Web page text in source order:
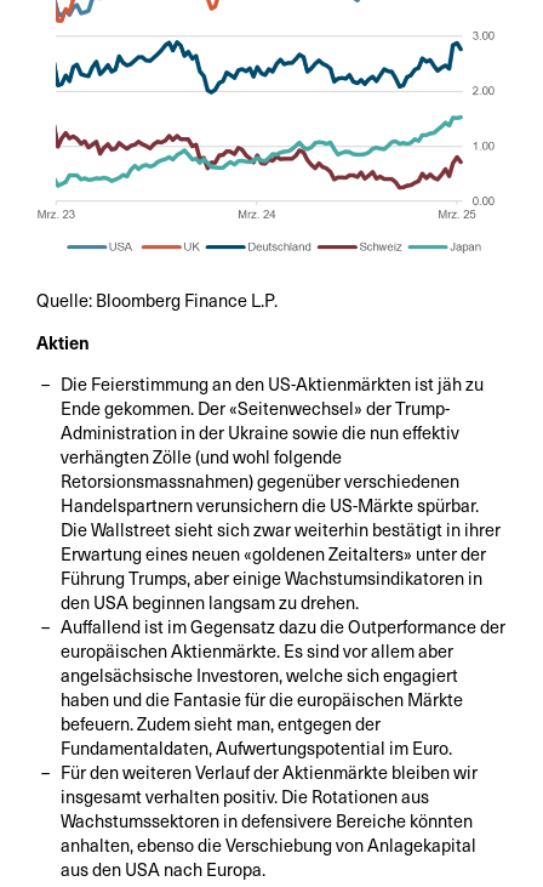
Quelle: Bloomberg Finance L.P.
Aktien
Die Feierstimmung an den US-Aktienmärkten ist jäh zu
Ende gekommen. Der «Seitenwechsel» der Trump-
Administration in der Ukraine sowie die nun effektiv
verhängten Zölle (und wohl folgende
Retorsionsmassnahmen) gegenüber verschiedenen
Handelspartnern verunsichern die US-Märkte spürbar.
Die Wallstreet sieht sich zwar weiterhin bestätigt in ihrer
Erwartung eines neuen «goldenen Zeitalters» unter der
Führung Trumps, aber einige Wachstumsindikatoren in
den USA beginnen langsam zu drehen.
Auffallend ist im Gegensatz dazu die Outperformance der
europäischen Aktienmärkte. Es sind vor allem aber
angelsächsische Investoren, welche sich engagiert
haben und die Fantasie für die europäischen Märkte
befeuern. Zudem sieht man, entgegen der
Fundamentaldaten, Aufwertungspotential im Euro.
Für den weiteren Verlauf der Aktienmärkte bleiben wir
insgesamt verhalten positiv. Die Rotationen aus
Wachstumssektoren in defensivere Bereiche könnten
anhalten, ebenso die Verschiebung von Anlagekapital
aus den USA nach Europa.